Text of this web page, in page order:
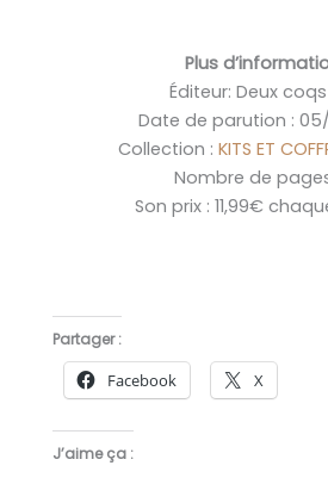
Plus
Éditeur: Deux
Date de parution :
Collection : KITS ET
Nombre de
Son prix : 11,99€
Partager :
Facebook X
J’aime ça :